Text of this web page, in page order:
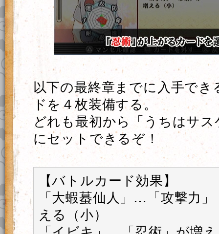
以下の最終章までに入手でき
ドを４枚装備する。
どれも最初から「うちはサス
にセットできるぞ！
【バトルカード効果】
「大蝦蟇仙人」…「攻撃力
える（小）